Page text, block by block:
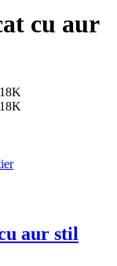
cu aur
aur stil